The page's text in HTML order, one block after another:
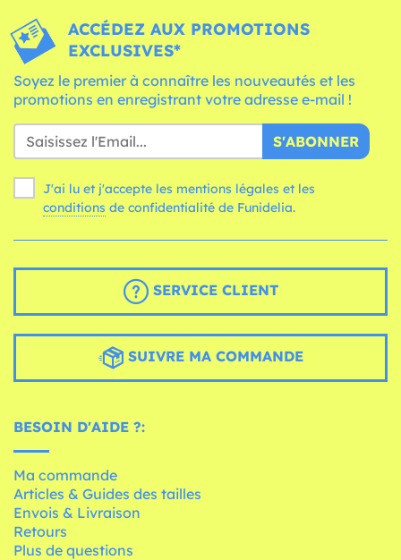
ACCÉDEZ AUX PROMOTIONS
EXCLUSIVES*
Soyez le premier à connaître les nouveautés et les
promotions en enregistrant votre adresse e-mail !
S'ABONNER
J'ai lu et j'accepte les mentions légales et les
conditions de confidentialité de Funidelia.
SERVICE CLIENT
SUIVRE MA COMMANDE
BESOIN D'AIDE ?:
Ma commande
Articles & Guides des tailles
Envois & Livraison
Retours
Plus de questions